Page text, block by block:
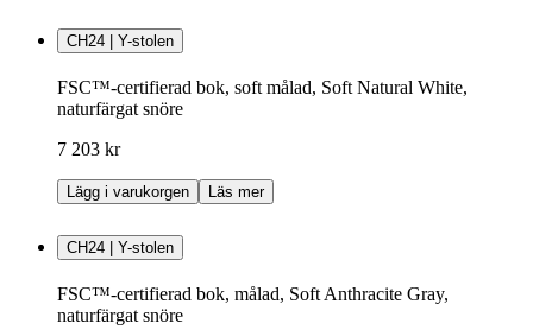
CH24 | Y-stolen
FSC™-certifierad bok, soft målad, Soft Natural White,
naturfärgat snöre
7 203 kr
Lägg i varukorgen Läs mer
CH24 | Y-stolen
FSC™-certifierad bok, målad, Soft Anthracite Gray,
naturfärgat snöre